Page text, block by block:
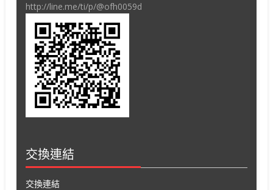
http://line.me/ti/p/@ofh0059d
交換連結
交換連結